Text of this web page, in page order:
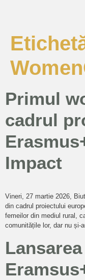
Primul
cadrul
Impact
Vineri, 27 martie 2026,
din cadrul proiectului
femeilor din mediul rural,
comunitățile lor, dar nu și-